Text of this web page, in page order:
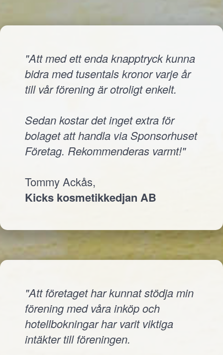
"Att med ett enda knapptryck kunna
bidra med tusentals kronor varje år
till vår förening är otroligt enkelt.
Sedan kostar det inget extra för
bolaget att handla via Sponsorhuset
Företag. Rekommenderas varmt!"
Tommy Ackås,
Kicks kosmetikkedjan AB
"Att företaget har kunnat stödja min
förening med våra inköp och
hotellbokningar har varit viktiga
intäkter till föreningen.